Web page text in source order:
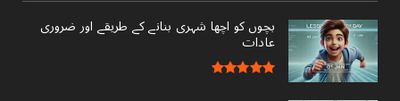
بچوں کو اچھا شہری بنانے کے طریقے اور ضروری
عادات